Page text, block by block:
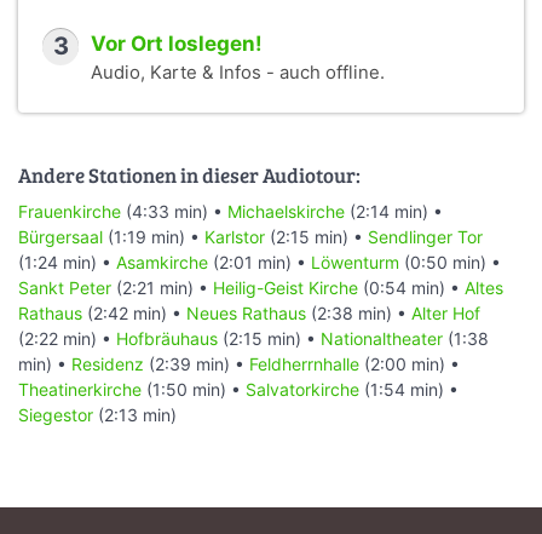
3 Vor Ort loslegen!
Audio, Karte & Infos - auch offline.
Andere Stationen in dieser Audiotour:
Frauenkirche (4:33 min) • Michaelskirche (2:14 min) •
Bürgersaal (1:19 min) • Karlstor (2:15 min) • Sendlinger Tor
(1:24 min) • Asamkirche (2:01 min) • Löwenturm (0:50 min) •
Sankt Peter (2:21 min) • Heilig-Geist Kirche (0:54 min) • Altes
Rathaus (2:42 min) • Neues Rathaus (2:38 min) • Alter Hof
(2:22 min) • Hofbräuhaus (2:15 min) • Nationaltheater (1:38
min) • Residenz (2:39 min) • Feldherrnhalle (2:00 min) •
Theatinerkirche (1:50 min) • Salvatorkirche (1:54 min) •
Siegestor (2:13 min)